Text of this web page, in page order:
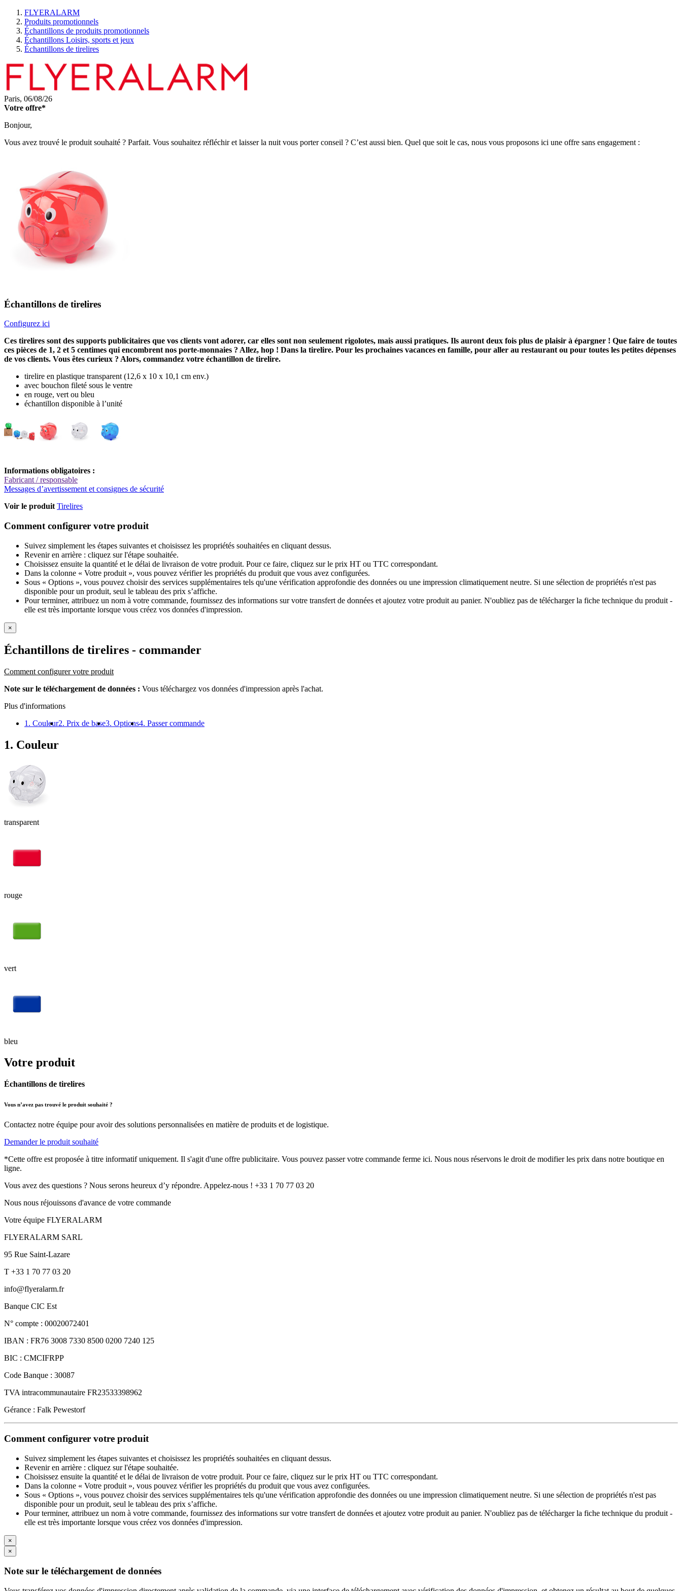
FLYERALARM
Produits promotionnels
Échantillons de produits promotionnels
Échantillons Loisirs, sports et jeux
Échantillons de tirelires
Paris, 06/08/26
Votre offre*
Bonjour,
Vous avez trouvé le produit souhaité ? Parfait. Vous souhaitez réfléchir et laisser la nuit vous porter conseil ? C’est aussi bien. Quel que soit le cas, nous vous proposons ici une offre sans engagement :
Échantillons de tirelires
Configurez ici
Ces tirelires sont des supports publicitaires que vos clients vont adorer, car elles sont non seulement rigolotes, mais aussi pratiques. Ils auront deux fois plus de plaisir à épargner ! Que faire de toutes
ces pièces de 1, 2 et 5 centimes qui encombrent nos porte-monnaies ? Allez, hop ! Dans la tirelire. Pour les prochaines vacances en famille, pour aller au restaurant ou pour toutes les petites dépenses
de vos clients. Vous êtes curieux ? Alors, commandez votre échantillon de tirelire.
tirelire en plastique transparent (12,6 x 10 x 10,1 cm env.)
avec bouchon fileté sous le ventre
en rouge, vert ou bleu
échantillon disponible à l’unité
Informations obligatoires :
Fabricant / responsable
Messages d’avertissement et consignes de sécurité
Voir le produit Tirelires
Comment configurer votre produit
Suivez simplement les étapes suivantes et choisissez les propriétés souhaitées en cliquant dessus.
Revenir en arrière : cliquez sur l'étape souhaitée.
Choisissez ensuite la quantité et le délai de livraison de votre produit. Pour ce faire, cliquez sur le prix HT ou TTC correspondant.
Dans la colonne « Votre produit », vous pouvez vérifier les propriétés du produit que vous avez configurées.
Sous « Options », vous pouvez choisir des services supplémentaires tels qu'une vérification approfondie des données ou une impression climatiquement neutre. Si une sélection de propriétés n'est pas
disponible pour un produit, seul le tableau des prix s’affiche.
Pour terminer, attribuez un nom à votre commande, fournissez des informations sur votre transfert de données et ajoutez votre produit au panier. N'oubliez pas de télécharger la fiche technique du produit -
elle est très importante lorsque vous créez vos données d'impression.
×
Échantillons de tirelires - commander
Comment configurer votre produit
Note sur le téléchargement de données : Vous téléchargez vos données d'impression après l'achat.
Plus d'informations
1. Couleur2. Prix de base3. Options4. Passer commande
1. Couleur
transparent
rouge
vert
bleu
Votre produit
Échantillons de tirelires
Vous n’avez pas trouvé le produit souhaité ?
Contactez notre équipe pour avoir des solutions personnalisées en matière de produits et de logistique.
Demander le produit souhaité
*Cette offre est proposée à titre informatif uniquement. Il s'agit d'une offre publicitaire. Vous pouvez passer votre commande ferme ici. Nous nous réservons le droit de modifier les prix dans notre boutique en
ligne.
Vous avez des questions ? Nous serons heureux d’y répondre. Appelez-nous ! +33 1 70 77 03 20
Nous nous réjouissons d'avance de votre commande
Votre équipe FLYERALARM
FLYERALARM SARL
95 Rue Saint-Lazare
T +33 1 70 77 03 20
info@flyeralarm.fr
Banque CIC Est
N° compte : 00020072401
IBAN : FR76 3008 7330 8500 0200 7240 125
BIC : CMCIFRPP
Code Banque : 30087
TVA intracommunautaire FR23533398962
Gérance : Falk Pewestorf
Comment configurer votre produit
Suivez simplement les étapes suivantes et choisissez les propriétés souhaitées en cliquant dessus.
Revenir en arrière : cliquez sur l'étape souhaitée.
Choisissez ensuite la quantité et le délai de livraison de votre produit. Pour ce faire, cliquez sur le prix HT ou TTC correspondant.
Dans la colonne « Votre produit », vous pouvez vérifier les propriétés du produit que vous avez configurées.
Sous « Options », vous pouvez choisir des services supplémentaires tels qu'une vérification approfondie des données ou une impression climatiquement neutre. Si une sélection de propriétés n'est pas
disponible pour un produit, seul le tableau des prix s’affiche.
Pour terminer, attribuez un nom à votre commande, fournissez des informations sur votre transfert de données et ajoutez votre produit au panier. N'oubliez pas de télécharger la fiche technique du produit -
elle est très importante lorsque vous créez vos données d'impression.
×
×
Note sur le téléchargement de données